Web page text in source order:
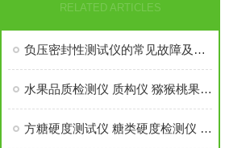
RELATED ARTICLES
负压密封性测试仪的常见故障及解决方法
水果品质检测仪 质构仪 猕猴桃果蔬测试仪
方糖硬度测试仪 糖类硬度检测仪 QB/T 5011-2016物性试验仪